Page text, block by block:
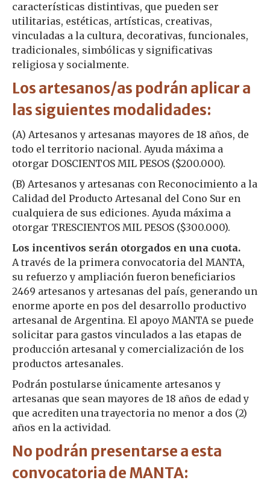
características distintivas, que pueden ser
utilitarias, estéticas, artísticas, creativas,
vinculadas a la cultura, decorativas, funcionales,
tradicionales, simbólicas y significativas
religiosa y socialmente.
Los artesanos/as podrán aplicar a
las siguientes modalidades:
(A) Artesanos y artesanas mayores de 18 años, de
todo el territorio nacional. Ayuda máxima a
otorgar DOSCIENTOS MIL PESOS ($200.000).
(B) Artesanos y artesanas con Reconocimiento a la
Calidad del Producto Artesanal del Cono Sur en
cualquiera de sus ediciones. Ayuda máxima a
otorgar TRESCIENTOS MIL PESOS ($300.000).
Los incentivos serán otorgados en una cuota.
A través de la primera convocatoria del MANTA,
su refuerzo y ampliación fueron beneficiarios
2469 artesanos y artesanas del país, generando un
enorme aporte en pos del desarrollo productivo
artesanal de Argentina. El apoyo MANTA se puede
solicitar para gastos vinculados a las etapas de
producción artesanal y comercialización de los
productos artesanales.
Podrán postularse únicamente artesanos y
artesanas que sean mayores de 18 años de edad y
que acrediten una trayectoria no menor a dos (2)
años en la actividad.
No podrán presentarse a esta
convocatoria de MANTA: